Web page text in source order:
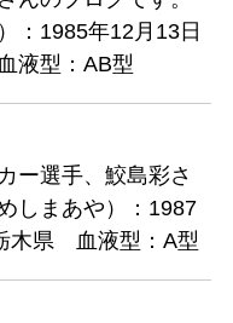
：1985年12月13日
液型：AB型
ー選手、鮫島彩さ
しまあや）：1987
木県 血液型：A型